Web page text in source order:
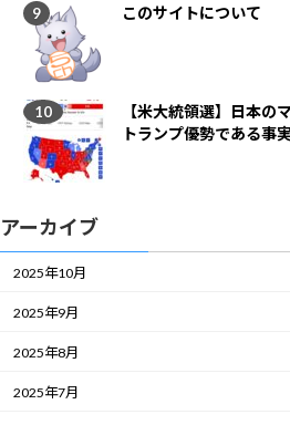
このサイトについて
【米大統領選】日本の
トランプ優勢である事
アーカイブ
2025年10月
2025年9月
2025年8月
2025年7月